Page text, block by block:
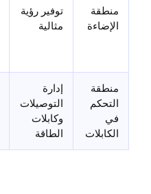
منطقة
الإضاءة
توفير رؤية
مثالية
منطقة
التحكم
في
الكابلات
إدارة
التوصيلات
وكابلات
الطاقة